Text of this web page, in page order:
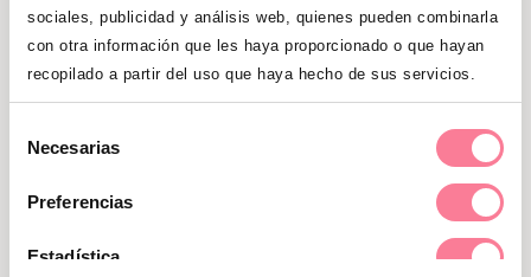
sociales, publicidad y análisis web, quienes pueden combinarla
con otra información que les haya proporcionado o que hayan
recopilado a partir del uso que haya hecho de sus servicios.
Necesarias
Preferencias
Estadística
Puedes también dejarlos participar en
las compras y en las tareas
domésticas, pero sin forzarlo, que le
salga a él intentar participar.
Por otro lado, debes tener cuidado,
pues un bebé es muy frágil y muchos
niños no miden su fuerza.